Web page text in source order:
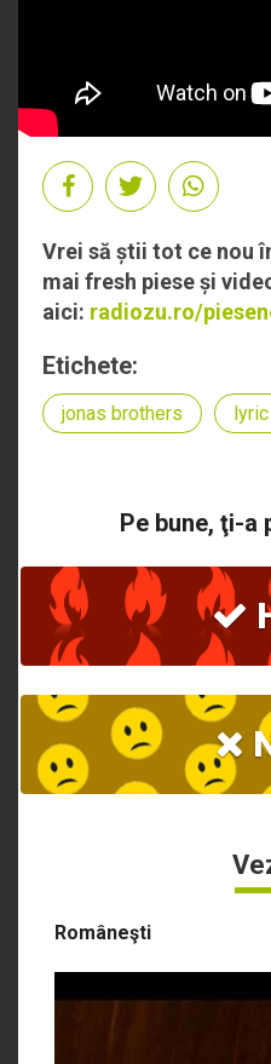
Vrei să știi tot ce nou
mai fresh piese și
aici: radiozu.ro/
Etichete:
jonas brothers
Pe bune, ţi-a
Româneşti